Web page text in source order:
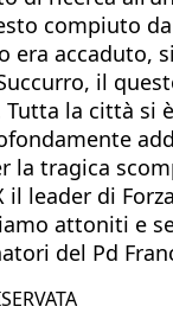
compiuto
era accaduto,
il
la città si
la tragica
il leader di
attoniti e
del Pd